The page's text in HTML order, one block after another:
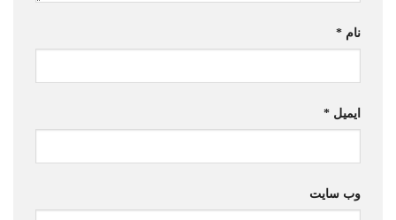
نام *
ایمیل *
وب‌ سایت